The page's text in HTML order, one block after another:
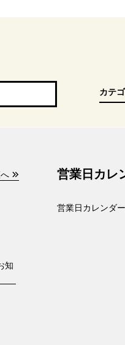
知
営業日カレ
営業日カレンダ